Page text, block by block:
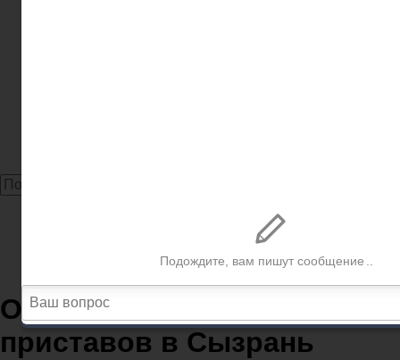
Отделения судебных приставов в Сызрань
Отделения судебных
приставов в Сызрань